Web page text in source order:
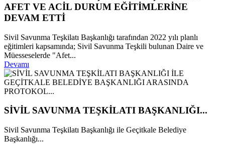
AFET VE ACİL DURUM EĞİTİMLERİNE
DEVAM ETTİ
Sivil Savunma Teşkilatı Başkanlığı tarafından 2022 yılı planlı
eğitimleri kapsamında; Sivil Savunma Teşkili bulunan Daire ve
Müesseselerde "Afet...
Devamı
SİVİL SAVUNMA TEŞKİLATI BAŞKANLIĞI...
Sivil Savunma Teşkilatı Başkanlığı ile Geçitkale Belediye
Başkanlığı...